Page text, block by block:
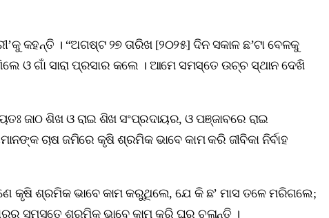
କହନ୍ତି । “ଅଗଷ୍ଟ ୨୭ ତାରିଖ [୨୦୨୫] ଦିନ ସକାଳ ଛ’ଟା ବେଳକୁ
ଓ ଗାଁ ସାରା ପ୍ରସାର କଲେ । ଆମେ ସମସ୍ତେ ଉଚ୍ଚ ସ୍ଥାନ ଦେଖି
ଜାଠ ଶିଖ ଓ ରାଇ ଶିଖ ସଂପ୍ରଦାୟର, ଓ ପଞ୍ଜାବରେ ରାଇ
ଚାଷ ଜମିରେ କୃଷି ଶ୍ରମିକ ଭାବେ କାମ କରି ଜୀବିକା ନିର୍ବାହ
କୃଷି ଶ୍ରମିକ ଭାବେ କାମ କରୁଥିଲେ, ଯେ କି ଛ’ ମାସ ତଳେ ମରିଗଲେ;
ସମସ୍ତେ ଶ୍ରମିକ ଭାବେ କାମ କରି ଘର ଚଳାନ୍ତି ।